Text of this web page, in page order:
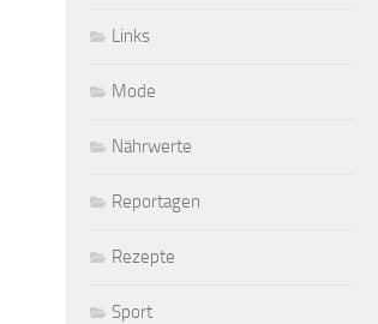
Links
Mode
Nährwerte
Reportagen
Rezepte
Sport